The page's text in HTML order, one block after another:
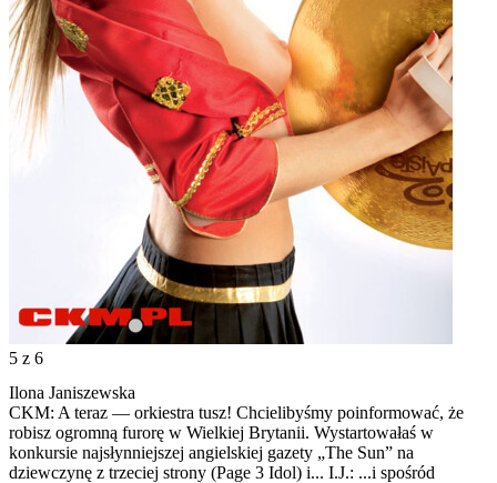
5 z 6
Ilona Janiszewska
CKM: A teraz — orkiestra tusz! Chcielibyśmy poinformować, że
robisz ogromną furorę w Wielkiej Brytanii. Wystartowałaś w
konkursie najsłynniejszej angielskiej gazety „The Sun” na
dziewczynę z trzeciej strony (Page 3 Idol) i... I.J.: ...i spośród